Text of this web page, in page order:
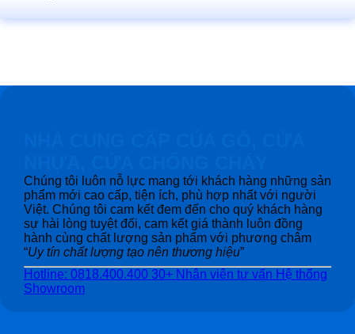
Chúng tôi luôn nỗ lực mang tới khách hàng những sản
phẩm mới cao cấp, tiện ích, phù hợp nhất với người
Việt. Chúng tôi cam kết đem đến cho quý khách hàng
sự hài lòng tuyệt đối, cam kết giá thành luôn đồng
hành cùng chất lượng sản phẩm với phương châm
“Uy tín chất lượng tạo nên thương hiệu”
Hotline: 0818.400.400 30+ Nhân viên tư vấn Hệ thống
Showroom